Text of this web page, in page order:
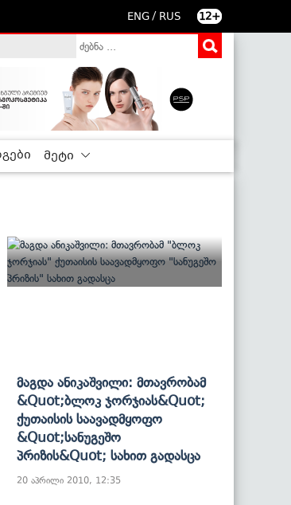
ENG / RUS 12+
მეტი
Მაგდა Ანიკაშვილი: Მთავრობამ
&quot;ბლოკ Ჯორჯიას&quot;
Ქუთაისის Საავადმყოფო
&quot;სანუგეშო
Პრიზის&quot; Სახით Გადასცა
20 აპრილი 2010, 12:35